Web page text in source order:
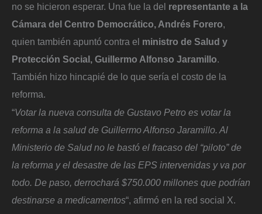
no se hicieron esperar. Una fue la del representante a la
Cámara del Centro Democrático, Andrés Forero,
quien también apuntó contra el ministro de Salud y
Protección Social, Guillermo Alfonso Jaramillo.
También hizo hincapié de lo que sería el costo de la
reforma.
“Votar la nueva consulta de Gustavo Petro es votar la
reforma a la salud de Guillermo Alfonso Jaramillo. Al
Ministerio de Salud no le bastó el fracaso del “piloto” de
la reforma y el desastre de las EPS intervenidas y va por
todo. De paso, derrochará $750.000 millones que podrían
destinarse a medicamentos“, afirmó en la red social X.